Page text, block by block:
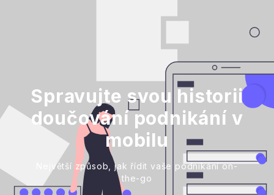
Spravujte svou historii
doučování podnikání v
mobilu
Největší způsob, jak řídit vaše podnikání on-
the-go